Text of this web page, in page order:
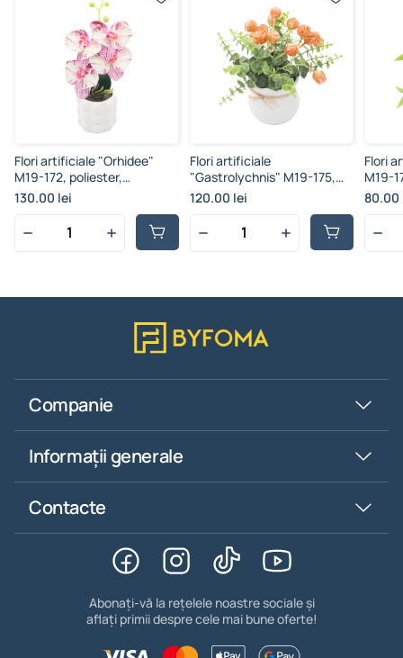
Flori artificiale "Orhidee"
M19-172, poliester,
multicolor, 4 ramuri,
35.5x9.5 cm
130.00 lei
Flori artificiale
"Gastrolychnis" M19-175,
poliester, multicolor, 15
ramuri, 20.5x10 cm
120.00 lei
Flori
M19-
80.00
Companie
Informații generale
Contacte
Abonați-vă la rețelele noastre sociale și
aflați primii despre cele mai bune oferte!